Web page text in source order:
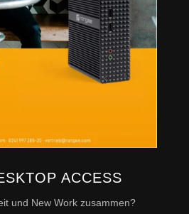
ACCESS
und New Work zusammen?